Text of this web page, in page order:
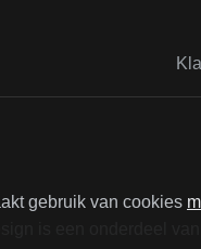
gebruik van cookies